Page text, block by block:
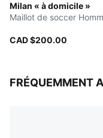
Milan « à domicile »
Maillot de soccer
CAD $200.00
FRÉQUEMMENT